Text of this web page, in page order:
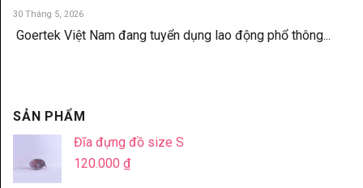
30 Tháng 5, 2026
Goertek Việt Nam đang tuyển dụng lao động phổ thông...
SẢN PHẨM
Đĩa đựng đồ size S
120.000 ₫